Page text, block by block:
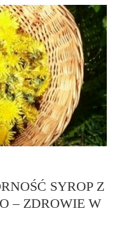
SYROP Z
– ZDROWIE W